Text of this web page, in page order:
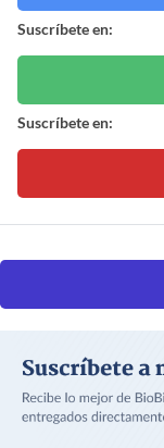
Suscríbete en:
Suscríbete en: